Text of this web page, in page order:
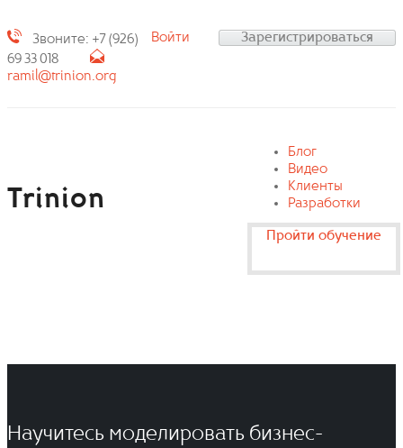
Звоните: +7 (926)
69 33 018
ramil@trinion.org
Войти Зарегистрироваться
Trinion
Блог
Видео
Клиенты
Разработки
Пройти обучение
Научитесь моделировать бизнес-